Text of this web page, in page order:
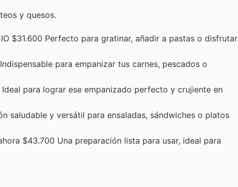
y quesos.
$31.600 Perfecto para gratinar, añadir a pastas o disfrutar
para empanizar tus carnes, pescados o
para lograr ese empanizado perfecto y crujiente en
saludable y versátil para ensaladas, sándwiches o platos
$43.700 Una preparación lista para usar, ideal para